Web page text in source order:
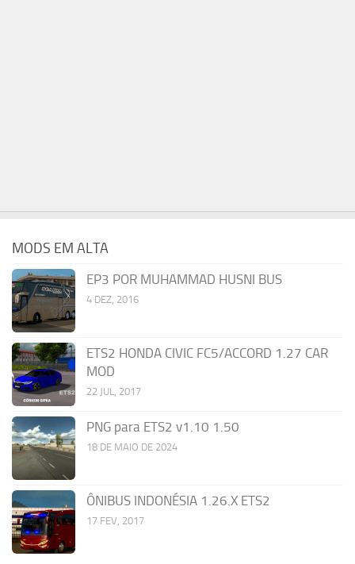
MODS EM ALTA
EP3 POR MUHAMMAD HUSNI BUS
4 DEZ, 2016
ETS2 HONDA CIVIC FC5/ACCORD 1.27 CAR
MOD
22 JUL, 2017
PNG para ETS2 v1.10 1.50
18 DE MAIO DE 2024
ÔNIBUS INDONÉSIA 1.26.X ETS2
17 FEV, 2017